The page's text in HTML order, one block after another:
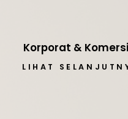
Korporat &
LIHAT